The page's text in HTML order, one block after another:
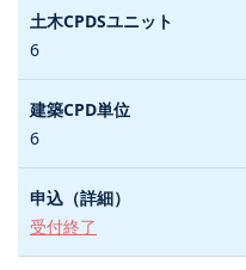
6
6
受付終了